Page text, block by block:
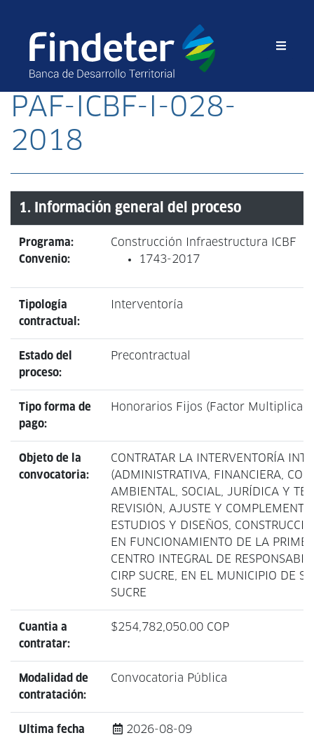
PAF-ICBF-I-028-
2018
1. Información general del proceso
Programa:
Convenio:
Construcción Infraestructura ICBF
1743-2017
Tipología
contractual:
Interventoría
Estado del
proceso:
Precontractual
Tipo forma de
pago:
Honorarios Fijos (Factor
Objeto de la
convocatoria:
CONTRATAR LA INTERVENTORÍA
(ADMINISTRATIVA, FINANCIERA,
AMBIENTAL, SOCIAL, JURÍDICA Y
REVISIÓN, AJUSTE Y
ESTUDIOS Y DISEÑOS,
EN FUNCIONAMIENTO DE LA
CENTRO INTEGRAL DE
CIRP SUCRE, EN EL MUNICIPIO DE
SUCRE
Cuantia a
contratar:
$254,782,050.00 COP
Modalidad de
contratación:
Convocatoria Pública
Ultima fecha
2026-08-09